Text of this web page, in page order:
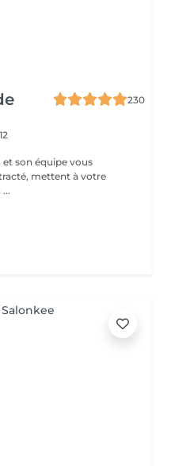
230
mettent à votre